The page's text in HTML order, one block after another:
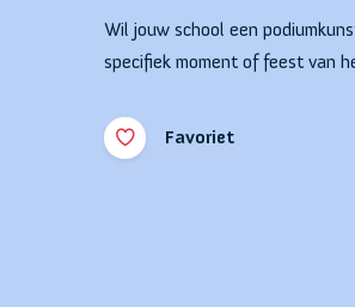
Wil jouw school een
specifiek moment of feest van
Favoriet